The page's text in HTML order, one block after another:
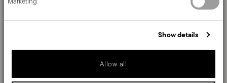
media features and to analyse our traffic. We also share
information about your use of our site with our social media,
advertising and analytics partners who may combine it with other
Show details
Allow all
k_identity-
cookie is necessary
for making secure
transactions on the
website.